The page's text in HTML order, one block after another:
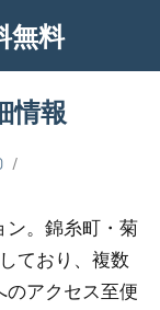
無料
情報
ン。錦糸町・菊
ており、複数
のアクセス至便